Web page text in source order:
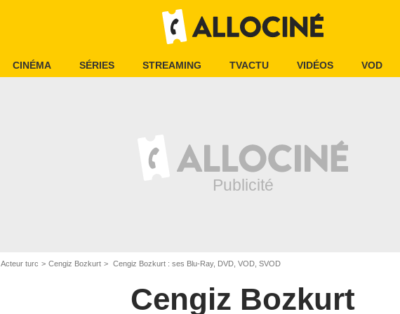
CINÉMA SÉRIES STREAMING TVACTU VIDÉOS VOD
Acteur turc Cengiz Bozkurt Cengiz Bozkurt : ses Blu-Ray, DVD, VOD, SVOD
Cengiz Bozkurt